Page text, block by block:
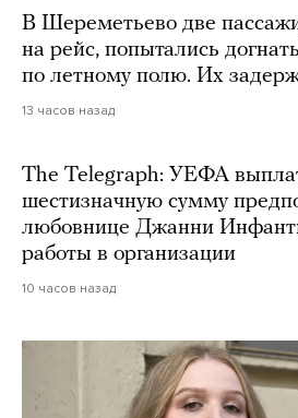
В Шереметьево две
на рейс, попытались
по летному полю. Их
13 часов назад
The Telegraph: УЕФА
шестизначную сумму
любовнице Джанни
работы в организации
10 часов назад